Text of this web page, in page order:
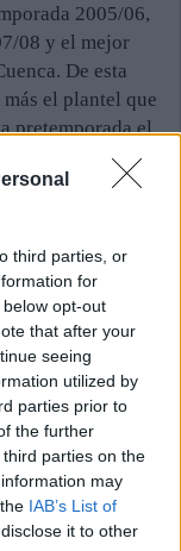
third parties, or
for
opt-out
that after your
seeing
utilized by
parties prior to
the further
parties on the
may
IAB’s List of
it to other
2005/06,
08 y el mejor
De esta
el plantel que
pretemporada el
para los
de agosto; el
nuevo el
día 5, y el
local, el
y 7.